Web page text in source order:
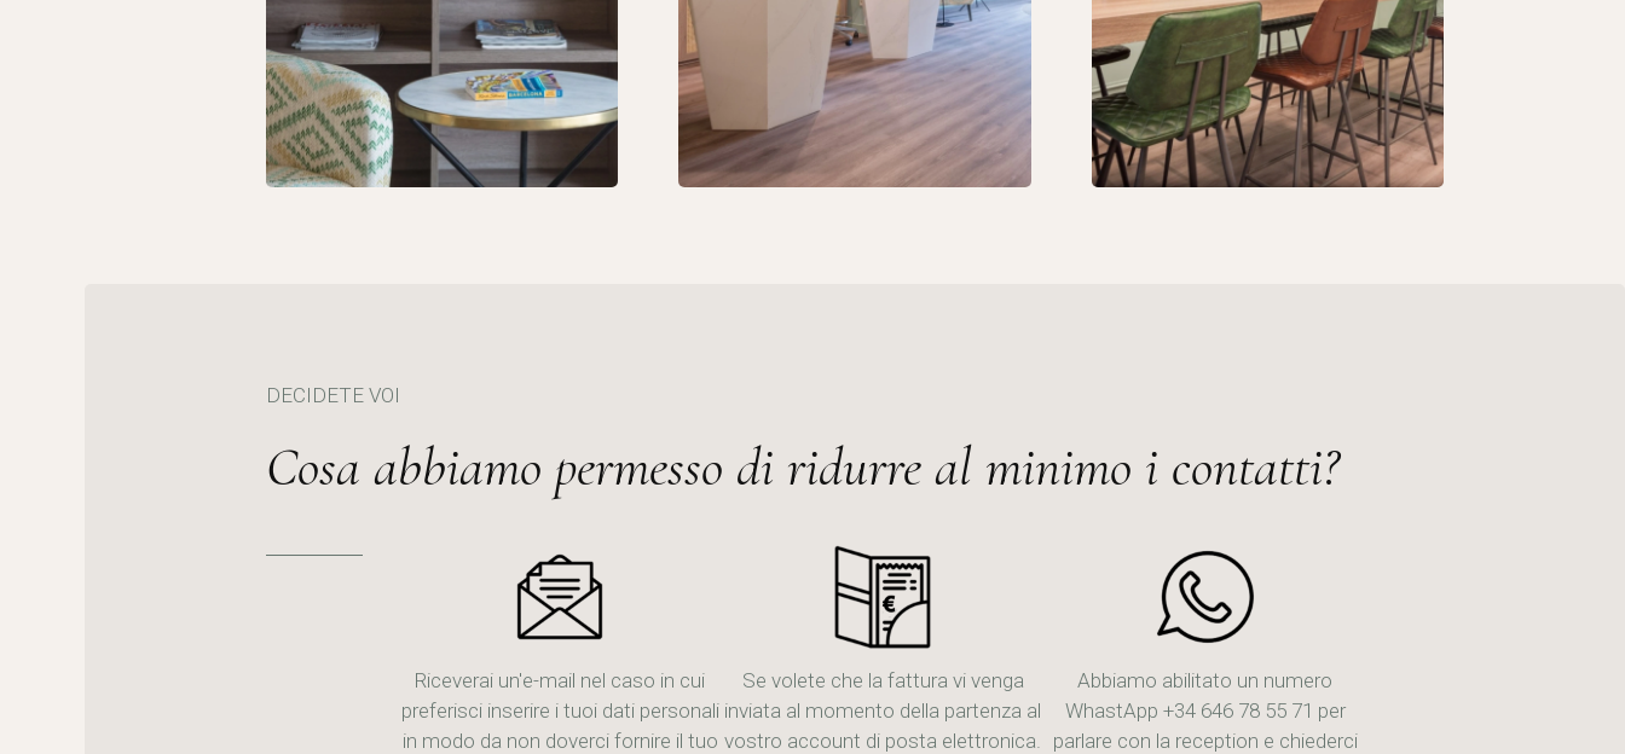
DECIDETE VOI
Cosa abbiamo permesso di ridurre al minimo i contatti?
Riceverai un'e-mail nel caso in cui
preferisci inserire i tuoi dati personali
in modo da non doverci fornire il tuo
Se volete che la fattura vi venga
inviata al momento della partenza al
vostro account di posta elettronica.
Abbiamo abilitato un numero
WhastApp +34 646 78 55 71 per
parlare con la reception e chiederci